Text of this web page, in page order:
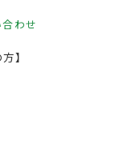
わせ
】